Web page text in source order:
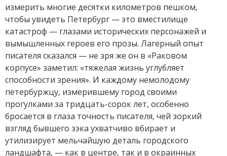
измерить многие десятки километров пешком,
чтобы увидеть Петербург — это вместилище
катастроф — глазами исторических персонажей и
вымышленных героев его прозы. Лагерный опыт
писателя сказался — не зря же он в «Раковом
корпусе» заметил: «тяжелая жизнь углубляет
способности зрения». И каждому немолодому
петербуржцу, измерившему город своими
прогулками за тридцать-сорок лет, особенно
бросается в глаза точность писателя, чей зоркий
взгляд бывшего зэка ухватчиво вбирает и
утилизирует мельчайшую деталь городского
ландшафта, — как в центре, так и в окраинных